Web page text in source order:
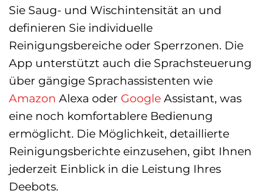
Sie Saug- und Wischintensität an und
definieren Sie individuelle
Reinigungsbereiche oder Sperrzonen. Die
App unterstützt auch die Sprachsteuerung
über gängige Sprachassistenten wie
Amazon Alexa oder Google Assistant, was
eine noch komfortablere Bedienung
ermöglicht. Die Möglichkeit, detaillierte
Reinigungsberichte einzusehen, gibt Ihnen
jederzeit Einblick in die Leistung Ihres
Deebots.